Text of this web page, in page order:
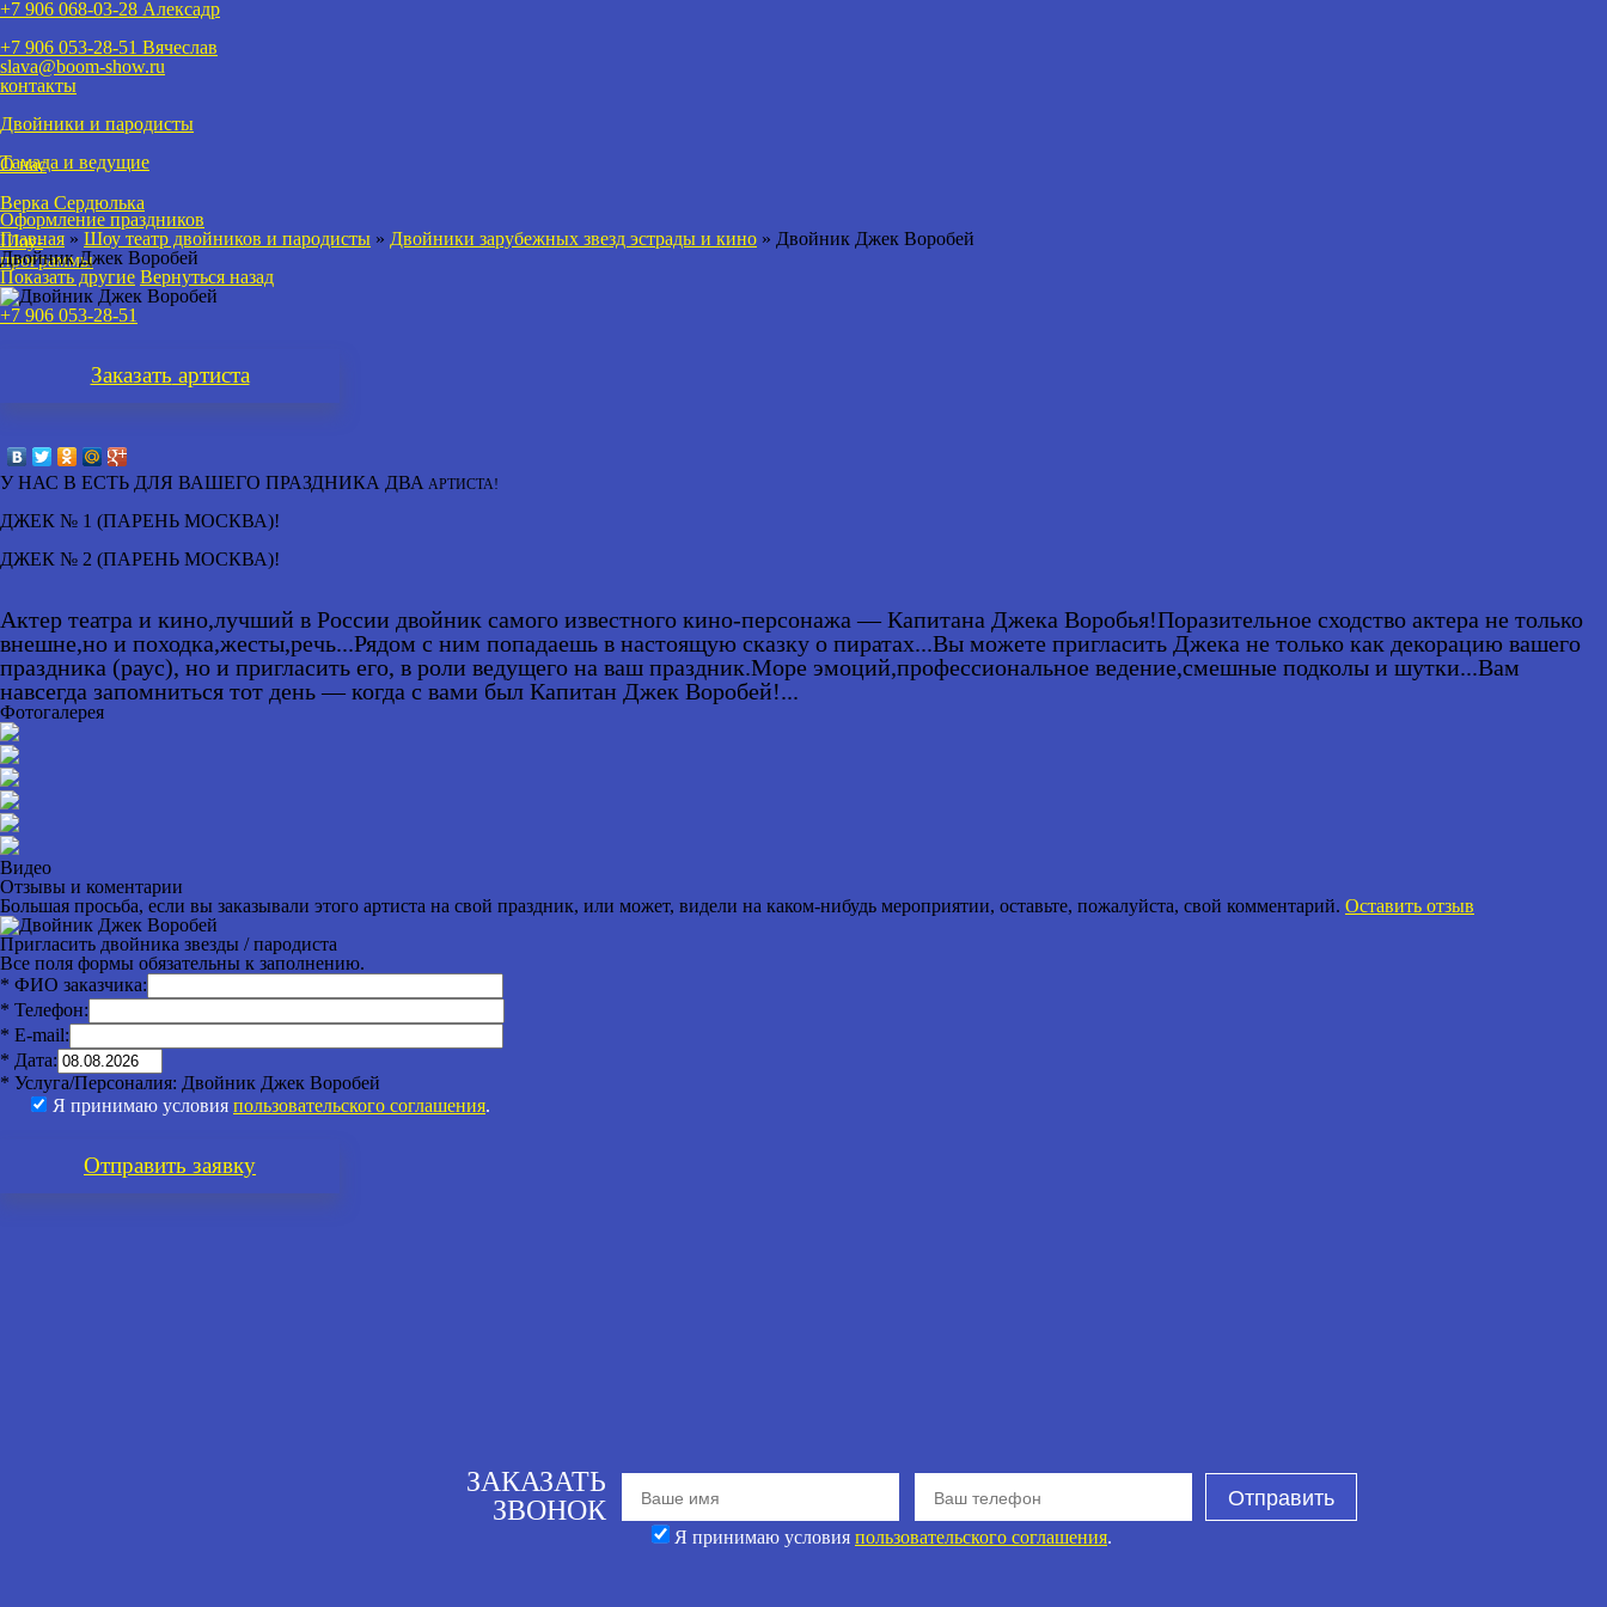
+7 906 068-03-28 Алексадр
+7 906 053-28-51 Вячеслав
slava@boom-show.ru
контакты
О нас
Двойники и пародисты
Верка Сердюлька
Тамада и ведущие
Шоу-
программы
Оформление праздников
Главная » Шоу театр двойников и пародисты » Двойники зарубежных звезд эстрады и кино » Двойник Джек Воробей
Двойник Джек Воробей
Показать другие Вернуться назад
+7 906 053-28-51
Заказать артиста
У НАС В ЕСТЬ ДЛЯ ВАШЕГО ПРАЗДНИКА ДВА АРТИСТА!
ДЖЕК № 1 (ПАРЕНЬ МОСКВА)!
ДЖЕК № 2 (ПАРЕНЬ МОСКВА)!
Актер театра и кино,лучший в России двойник самого известного кино-персонажа — Капитана Джека Воробья!Поразительное сходство актера не только
внешне,но и походка,жесты,речь...Рядом с ним попадаешь в настоящую сказку о пиратах...Вы можете пригласить Джека не только как декорацию вашего
праздника (раус), но и пригласить его, в роли ведущего на ваш праздник.Море эмоций,профессиональное ведение,смешные подколы и шутки...Вам
навсегда запомниться тот день — когда с вами был Капитан Джек Воробей!...
Фотогалерея
Видео
Отзывы и коментарии
Большая просьба, если вы заказывали этого артиста на свой праздник, или может, видели на каком-нибудь мероприятии, оставьте, пожалуйста, свой комментарий. Оставить отзыв
Пригласить двойника звезды / пародиста
Все поля формы обязательны к заполнению.
* ФИО заказчика:
* Телефон:
* E-mail:
* Дата:
* Услуга/Персоналия: Двойник Джек Воробей
Я принимаю условия пользовательского соглашения.
Отправить заявку
ЗАКАЗАТЬ
ЗВОНОК
Отправить
Я принимаю условия пользовательского соглашения.